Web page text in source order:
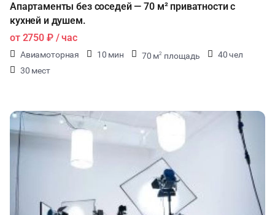
Апартаменты без соседей — 70 м² приватности с
кухней и душем.
от 2750 ₽/ час
Авиамоторная 10 мин 70 м2 площадь
40 чел
30 мест